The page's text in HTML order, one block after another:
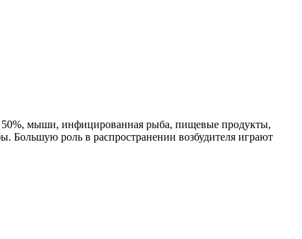
в 50%, мыши, инфицированная рыба, пищевые продукты,
роль в распространении возбудителя играют